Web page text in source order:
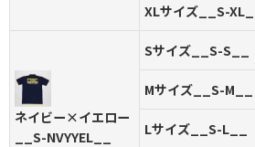
XLサイズ__S-XL__
ネイビー×イエロー
__S-NVYYEL__
Sサイズ__S-S__
Mサイズ__S-M__
Lサイズ__S-L__